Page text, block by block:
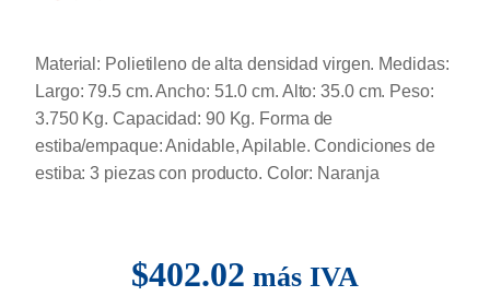
Material: Polietileno de alta densidad virgen. Medidas:
Largo: 79.5 cm. Ancho: 51.0 cm. Alto: 35.0 cm. Peso:
3.750 Kg. Capacidad: 90 Kg. Forma de
estiba/empaque: Anidable, Apilable. Condiciones de
estiba: 3 piezas con producto. Color: Naranja
$402.02 más IVA